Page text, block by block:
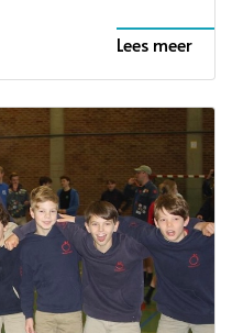
Lees meer